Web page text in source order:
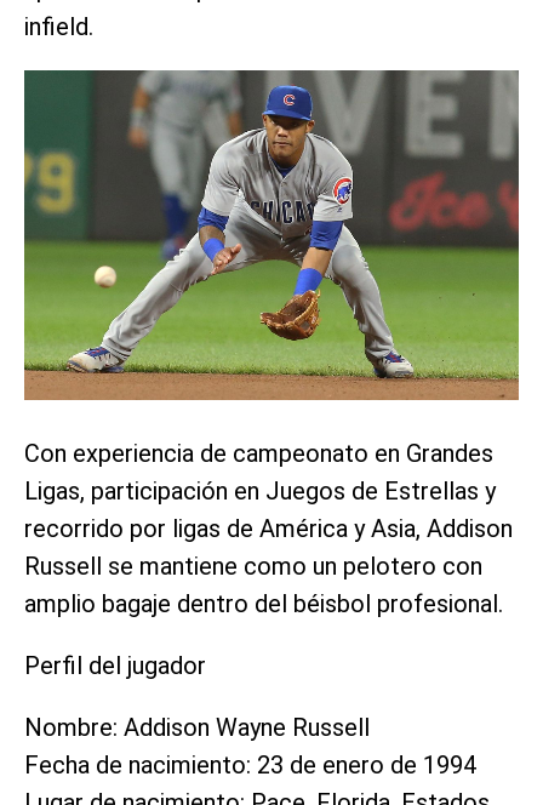
infield.
Con experiencia de campeonato en Grandes
Ligas, participación en Juegos de Estrellas y
recorrido por ligas de América y Asia, Addison
Russell se mantiene como un pelotero con
amplio bagaje dentro del béisbol profesional.
Perfil del jugador
Nombre: Addison Wayne Russell
Fecha de nacimiento: 23 de enero de 1994